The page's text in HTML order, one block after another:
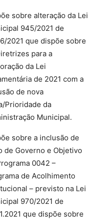
sobre alteração da Lei
945/2021 de
2021 que dispõe sobre
para a
da Lei
de 2021 com a
de nova
Prioridade da
Municipal.
sobre a inclusão de
de Governo e Objetivo
0042 –
de Acolhimento
– previsto na Lei
970/2021 de
que dispõe sobre